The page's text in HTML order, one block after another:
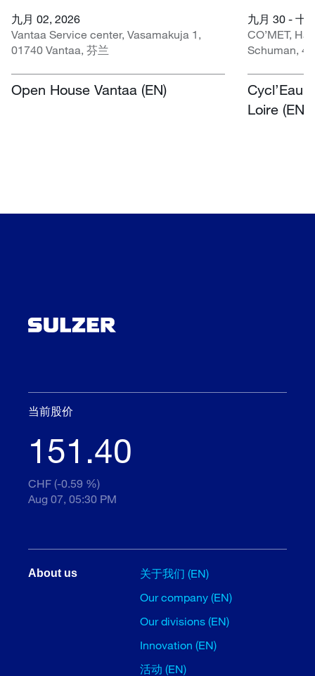
九月 02, 2026
Vantaa Service center, Vasamakuja 1,
01740 Vantaa, 芬兰
Open House Vantaa (EN)
九月 30 - 十
CO’MET,
Schuman,
Cycl’Eau
Loire (EN)
当前股价
151.40
CHF (-0.59 %)
Aug 07, 05:30 PM
About us
关于我们 (EN)
Our company (EN)
Our divisions (EN)
Innovation (EN)
活动 (EN)